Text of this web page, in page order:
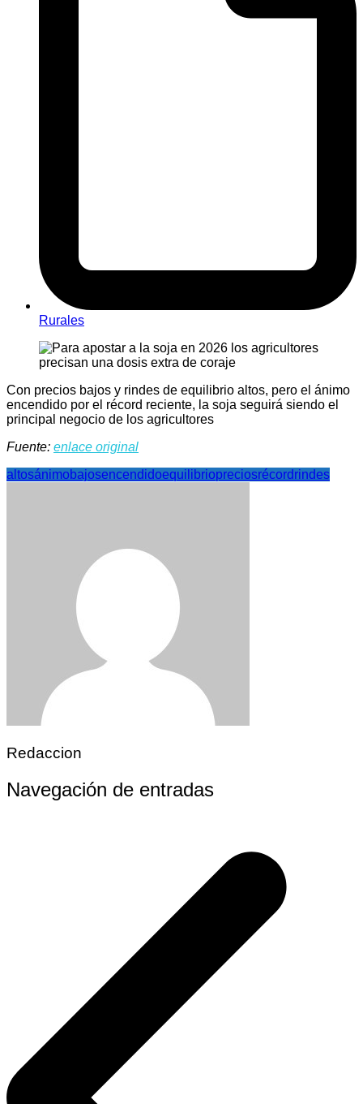
Rurales
Con precios bajos y rindes de equilibrio altos, pero el ánimo
encendido por el récord reciente, la soja seguirá siendo el
principal negocio de los agricultores
Fuente: enlace original
altosánimobajosencendidoequilibriopreciosrécordrindes
Redaccion
Navegación de entradas